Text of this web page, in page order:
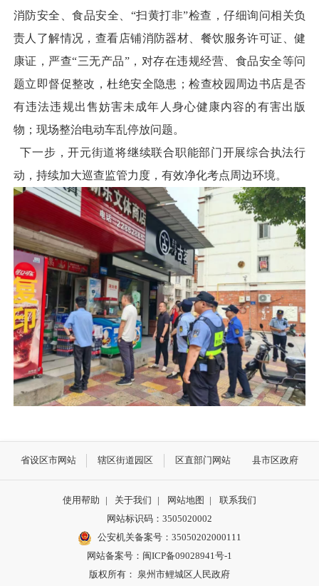
消防安全、食品安全、“扫黄打非”检查，仔细询问相关负
责人了解情况，查看店铺消防器材、餐饮服务许可证、健
康证，严查“三无产品”，对存在违规经营、食品安全等问
题立即督促整改，杜绝安全隐患；检查校园周边书店是否
有违法违规出售妨害未成年人身心健康内容的有害出版
物；现场整治电动车乱停放问题。
下一步，开元街道将继续联合职能部门开展综合执法行
动，持续加大巡查监管力度，有效净化考点周边环境。
省设区市网站 辖区街道园区 区直部门网站 县市区政府
使用帮助 | 关于我们 | 网站地图 |
联系我们
网站标识码：3505020002
公安机关备案号：35050202000111
网站备案号：闽ICP备09028941号-1
版权所有： 泉州市鲤城区人民政府